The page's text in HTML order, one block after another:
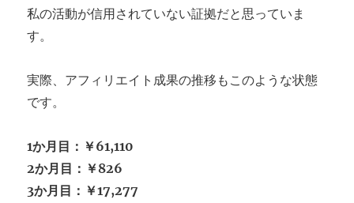
私の活動が信用されていない証拠だと思っていま
す。
実際、アフィリエイト成果の推移もこのような状態
です。
1か月目：￥61,110
2か月目：￥826
3か月目：￥17,277